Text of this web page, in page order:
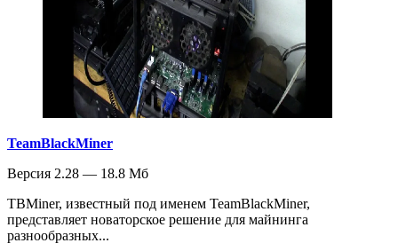
TeamBlackMiner
Версия 2.28 — 18.8 Мб
TBMiner, известный под именем TeamBlackMiner,
представляет новаторское решение для майнинга
разнообразных...